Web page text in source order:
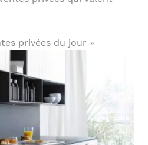
privées du jour »